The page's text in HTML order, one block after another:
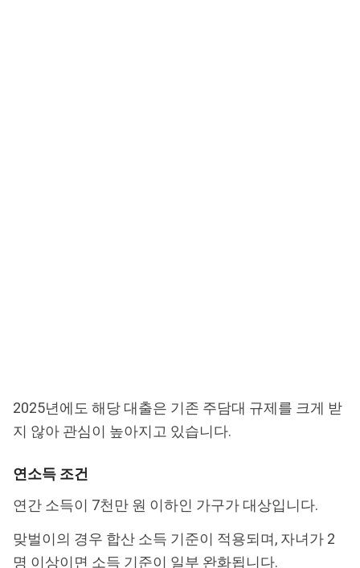
2025년에도 해당 대출은 기존 주담대 규제를 크게 받
지 않아 관심이 높아지고 있습니다.
연소득 조건
연간 소득이 7천만 원 이하인 가구가 대상입니다.
맞벌이의 경우 합산 소득 기준이 적용되며, 자녀가 2
명 이상이면 소득 기준이 일부 완화됩니다.